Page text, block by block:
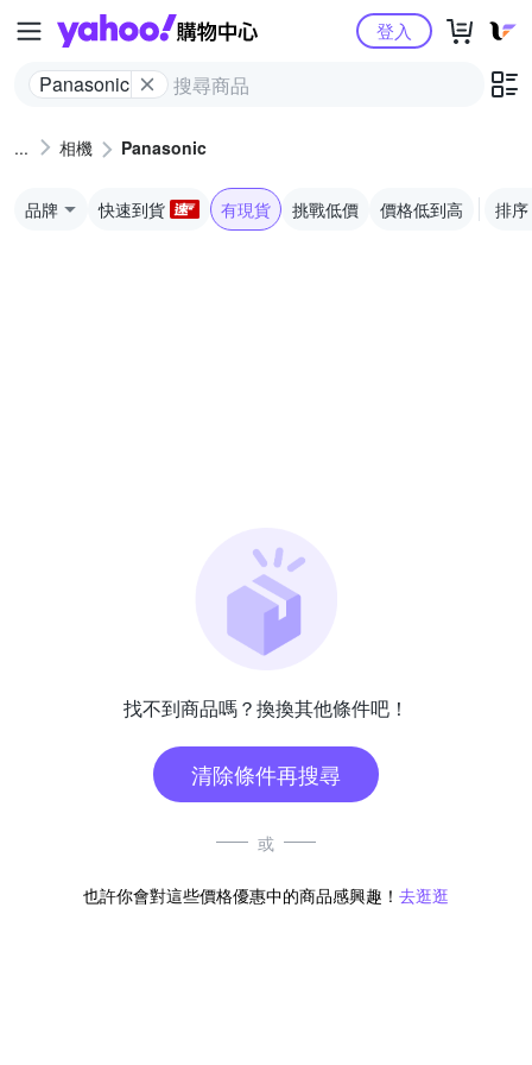
Yahoo購物中心
Panasonic
登入
相機 Panasonic
品牌 快速到貨 有現貨 挑戰低價 價格低到高 排序
找不到商品嗎？換換其他條件吧！
清除條件再搜尋
或
也許你會對這些價格優惠中的商品感興趣！ 去逛逛